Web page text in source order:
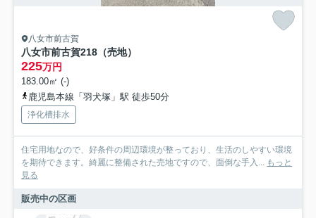
八女市前古賀
八女市前古賀218（売地）
225万円
183.00㎡ (-)
鹿児島本線「羽犬塚」駅 徒歩50分
浄化槽排水
住宅用地なので、好条件の周辺環境が整っており、生活のしやすい環境
を期待できます。綺麗に整備された売地ですので、面倒な手入...
もっと
見る
販売中の区画